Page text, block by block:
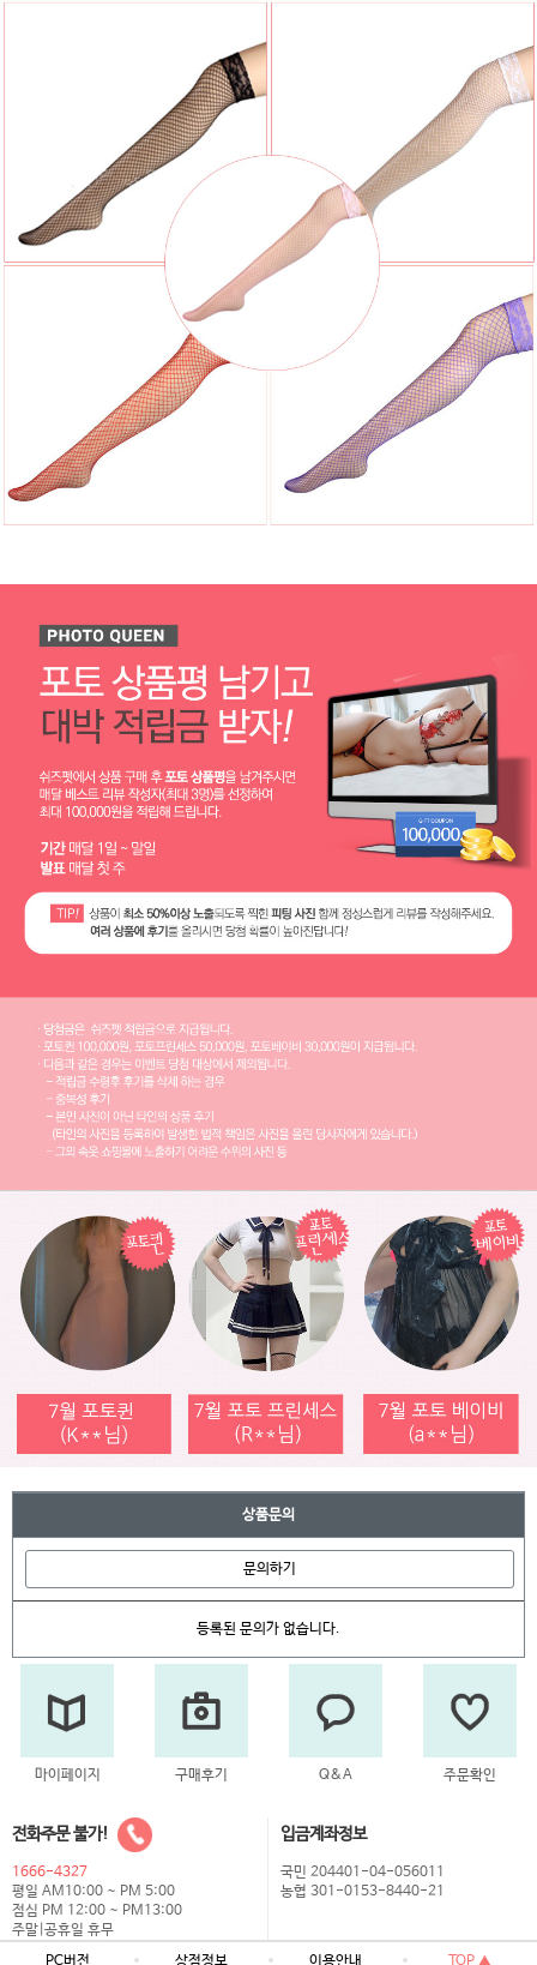
상품문의
문의하기
등록된 문의가 없습니다.
마이페이지 구매후기 Q&A 주문확인
전화주문 불가!
1666-4327
평일 AM10:00 ~ PM 5:00
점심 PM 12:00 ~ PM13:00
주말|공휴일 휴무
입금계좌정보
국민 204401-04-056011
농협 301-0153-8440-21